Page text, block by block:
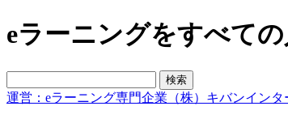
eラーニングをすべて
運営：eラーニング専門企業（株）キバンイン